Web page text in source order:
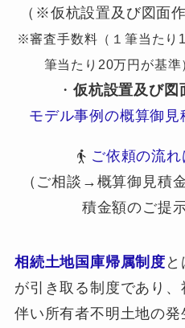
（※仮杭設置及び図面
※審査手数料（１筆当たり
筆当たり20万円が基準
・ 仮杭設置及び図
モデル事例の概算御見
ご依頼の流れ
（ご相談→概算御見積
積金額のご提
相続土地国庫帰属制度
が引き取る制度であり
伴い所有者不明土地の